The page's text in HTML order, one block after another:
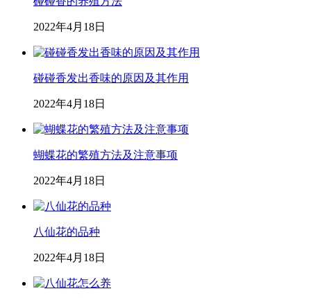
2022年4月18日
碰碰香发出香味的原因及其作用
2022年4月18日
蝴蝶花的繁殖方法及注意事项
2022年4月18日
八仙花的品种
2022年4月18日